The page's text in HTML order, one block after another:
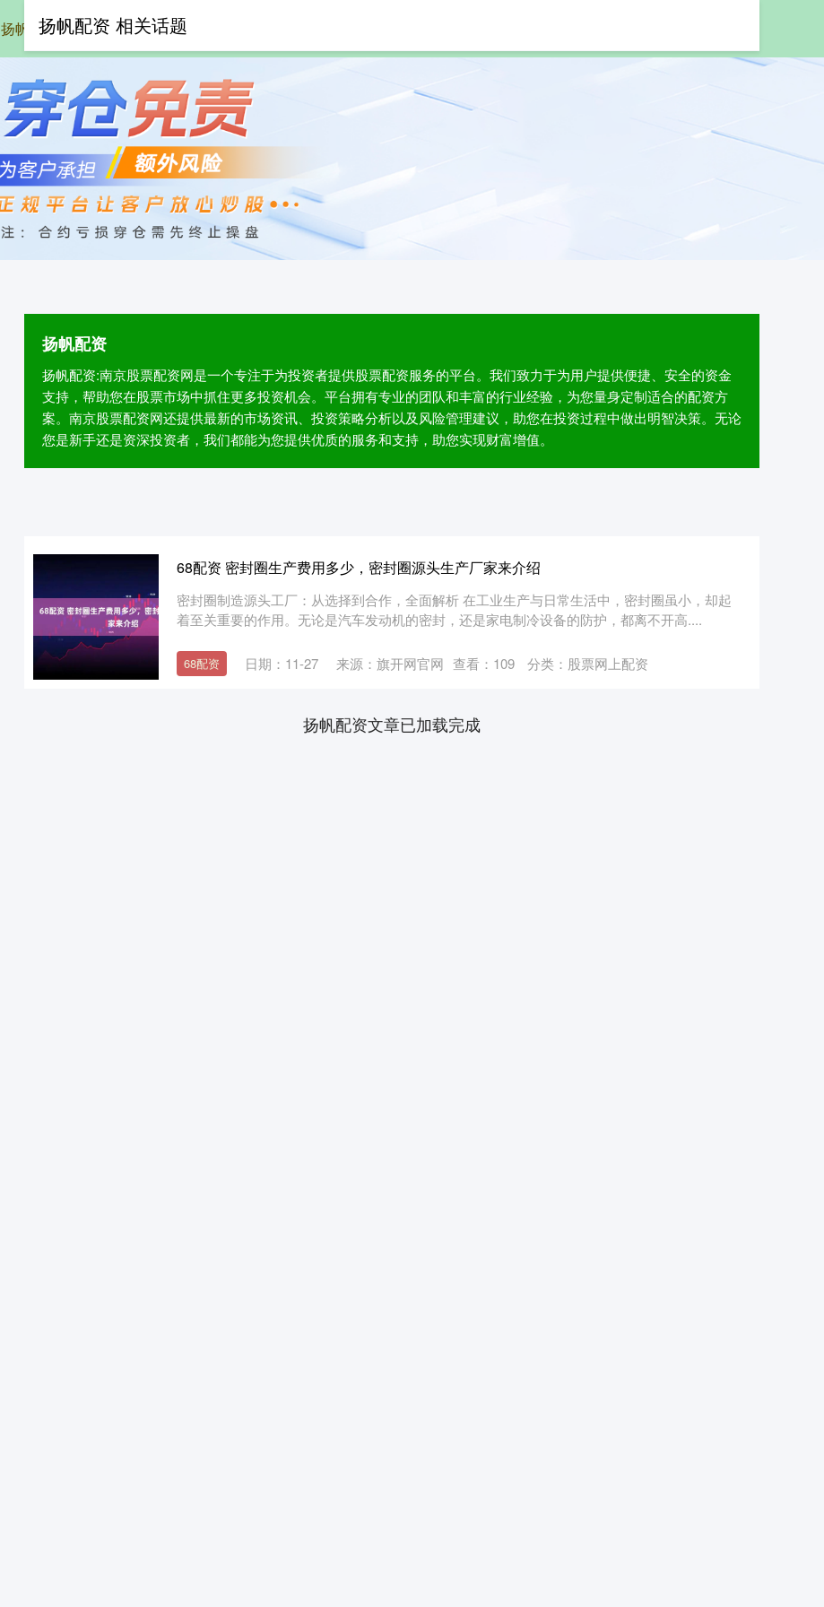
扬帆配资 在线配资网
扬帆配资
扬帆配资:南京股票配资网是一个专注于为投资者提供股票配资服务的平台。我们致力于为用户提供便捷、安全的资金
支持，帮助您在股票市场中抓住更多投资机会。平台拥有专业的团队和丰富的行业经验，为您量身定制适合的配资方
案。南京股票配资网还提供最新的市场资讯、投资策略分析以及风险管理建议，助您在投资过程中做出明智决策。无论
您是新手还是资深投资者，我们都能为您提供优质的服务和支持，助您实现财富增值。
扬帆配资 相关话题
68配资 密封圈生产费用多少，密封圈源头生产厂家来介绍
密封圈制造源头工厂：从选择到合作，全面解析 在工业生产与日常生活中，密封圈虽小，却起
着至关重要的作用。无论是汽车发动机的密封，还是家电制冷设备的防护，都离不开高....
68配资 日期：11-27 来源：旗开网官网 查看： 109 分类： 股票网上配资
扬帆配资文章已加载完成